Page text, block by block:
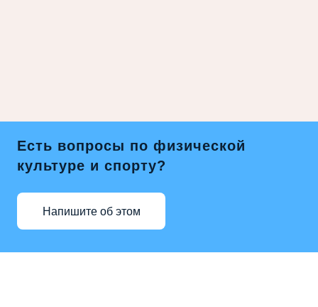
Есть вопросы по физической
культуре и спорту?
Напишите об этом